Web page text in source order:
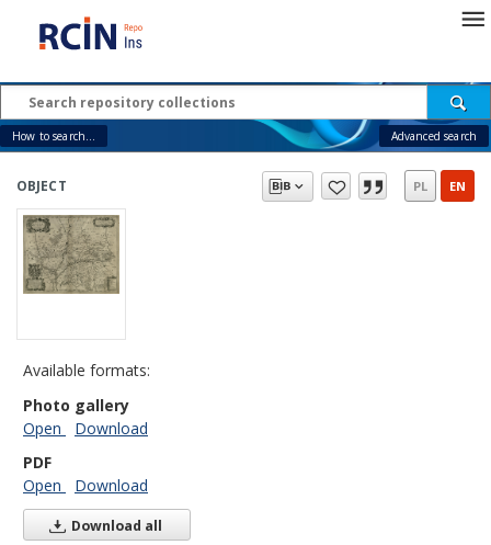
How to search... Advanced search
OBJECT PL EN
Available formats:
Photo gallery
Open
Download
PDF
Open
Download
Download all